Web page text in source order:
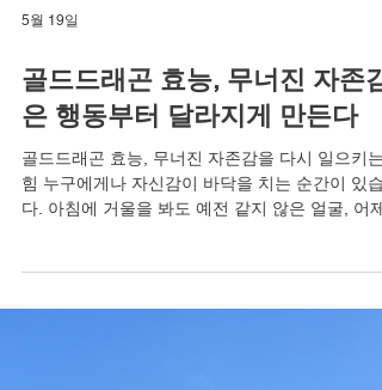
골드드래곤 효능, 무너진 자존감